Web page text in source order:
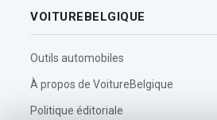
VOITUREBELGIQUE
Outils automobiles
À propos de VoitureBelgique
Politique éditoriale